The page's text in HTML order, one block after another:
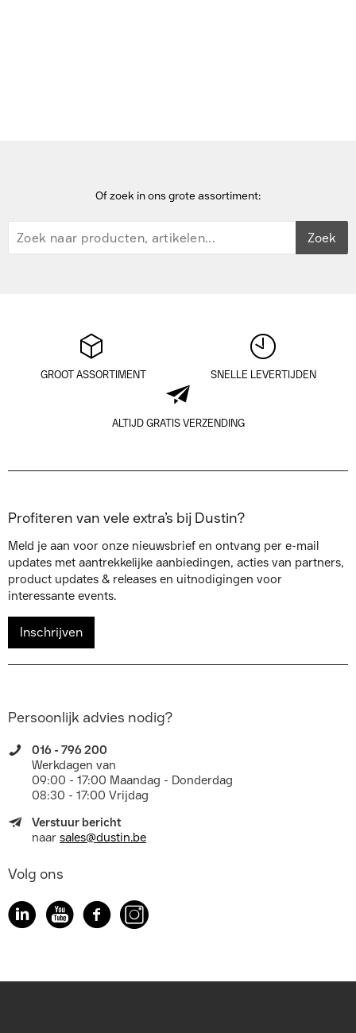
Of zoek in ons grote assortiment:
Zoek
GROOT ASSORTIMENT SNELLE LEVERTIJDEN
ALTIJD GRATIS VERZENDING
Profiteren van vele extra’s bij Dustin?
Meld je aan voor onze nieuwsbrief en ontvang per e-mail
updates met aantrekkelijke aanbiedingen, acties van partners,
product updates & releases en uitnodigingen voor
interessante events.
Inschrijven
Persoonlijk advies nodig?
016 - 796 200
Werkdagen van
09:00 - 17:00 Maandag - Donderdag
08:30 - 17:00 Vrijdag
Verstuur bericht
naar sales@dustin.be
Volg ons